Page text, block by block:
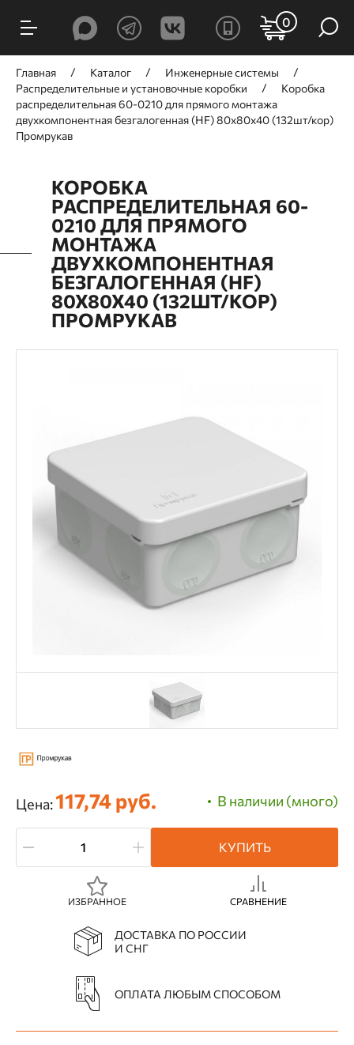
0
Главная Каталог
Инженерные системы
Распределительные и установочные коробки
Коробка
распределительная 60-0210 для прямого монтажа
двухкомпонентная безгалогенная (HF) 80х80х40 (132шт/кор)
Промрукав
КОРОБКА
РАСПРЕДЕЛИТЕЛЬНАЯ 60-
0210 ДЛЯ ПРЯМОГО
МОНТАЖА
ДВУХКОМПОНЕНТНАЯ
БЕЗГАЛОГЕННАЯ (HF)
80Х80Х40 (132ШТ/КОР)
ПРОМРУКАВ
В наличии (много)
Цена:117,74 руб.
КУПИТЬ
ИЗБРАННОЕ СРАВНЕНИЕ
ДОСТАВКА ПО РОССИИ
И СНГ
ОПЛАТА ЛЮБЫМ СПОСОБОМ